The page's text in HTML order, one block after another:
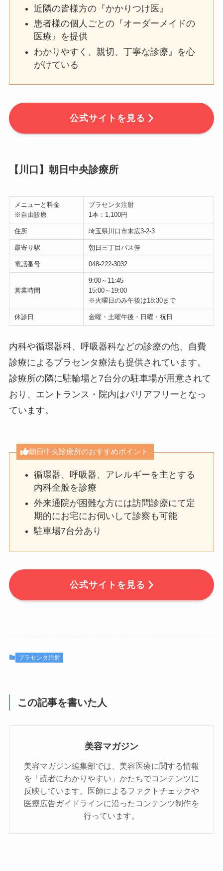
近隣の皆様方の『かかりつけ医』
患者様の個人ごとの『オーダーメイドの
医療』を提供
わかりやすく、親切、丁寧な診療』を心
がけている
公式サイトを見る
【川口】朝日中央診療所
メニューと料金
※自由診療
プラセンタ注射
1本：1,100円
住所 埼玉県川口市末広3-2-3
最寄り駅 朝日三丁目バス停
電話番号 048-222-3032
営業時間
9:00～11:45
15:00～19:00
※火曜日のみ午後は18:30まで
休診日 金曜・土曜午後・日曜・祝日
内科や循環器科、呼吸器科などの診療の他、自費
診療によるプラセンタ療法も提供されています。
診療所の隣に駐輪場と7台分の駐車場が用意されて
おり、エントランス・院内はバリアフリーとなっ
ています。
朝日中央診療所のおすすめポイント
循環器、呼吸器、アレルギーを主とする
内科全般を診療
外来通院が困難な方には訪問診療にて定
期的にお宅にお伺いして診察も可能
駐車場7台分あり
公式サイトを見る
プラセンタ注射
この記事を書いた人
美容マガジン
美容マガジン編集部では、美容医療に関する情報
を「読者にわかりやすい」かたちでコンテンツに
反映しています。医師によるファクトチェックや
医療広告ガイドラインに沿ったコンテンツ制作を
行っています。